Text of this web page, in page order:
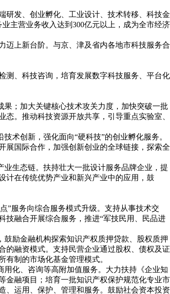
研发、创业孵化、工业设计、技术转移、科技金
主营业务收入达到300亿元以上，成为全市经济
迈上新台阶。与京、津及省内各地市科技服务合
测、科技咨询，培育发展数字科技服务、平台化
；加大关键核心技术攻关力度，加快突破一批
。推动科技资源开放共享，引导重点实验室、
术创新，强化面向“硬科技”的创业孵化服务。
展国际合作，加强创新创业的全球链接，探索全
生态链。扶持壮大一批设计服务品牌企业，提
计在传统优势产业和新兴产业中的应用，鼓
”服务向综合服务模式升级。支持从事技术交
技融合开展综合服务，推进“军技民用、民品进
励金融机构探索知识产权质押贷款、股权质押
的融资模式。支持民营企业通过股权、债权及证
制的市场化基金管理模式。
化、咨询等高附加值服务。大力扶持《企业知
金融项目；培育一批知识产权保护规范化专业市
、运用、保护、管理和服务。鼓励社会资本投资